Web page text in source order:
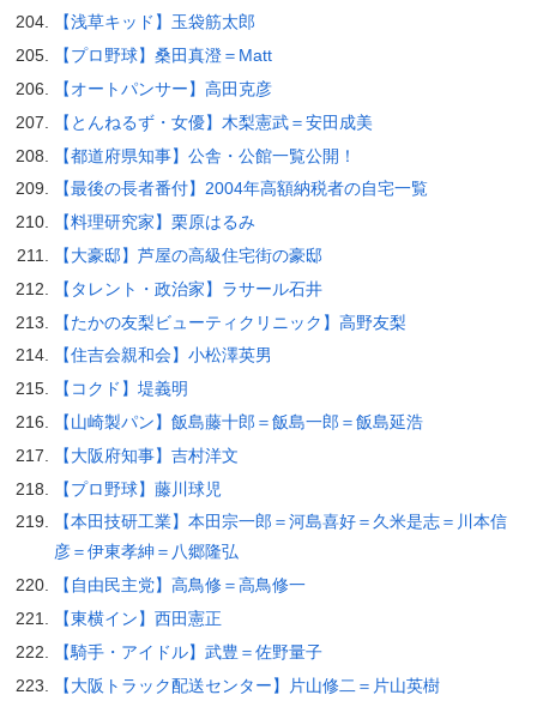
【浅草キッド】玉袋筋太郎
【プロ野球】桑田真澄＝Matt
【オートパンサー】高田克彦
【とんねるず・女優】木梨憲武＝安田成美
【都道府県知事】公舎・公館一覧公開！
【最後の長者番付】2004年高額納税者の自宅一覧
【料理研究家】栗原はるみ
【大豪邸】芦屋の高級住宅街の豪邸
【タレント・政治家】ラサール石井
【たかの友梨ビューティクリニック】高野友梨
【住吉会親和会】小松澤英男
【コクド】堤義明
【山崎製パン】飯島藤十郎＝飯島一郎＝飯島延浩
【大阪府知事】吉村洋文
【プロ野球】藤川球児
【本田技研工業】本田宗一郎＝河島喜好＝久米是志＝川本信
彦＝伊東孝紳＝八郷隆弘
【自由民主党】高鳥修＝高鳥修一
【東横イン】西田憲正
【騎手・アイドル】武豊＝佐野量子
【大阪トラック配送センター】片山修二＝片山英樹